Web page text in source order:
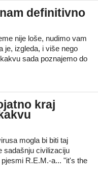
definitivno
nije loše, nudimo vam
je, izgleda, i više nego
sada poznajemo do
kraj
mogla bi biti taj
sadašnju civilizaciju
R.E.M.-a... "it's the